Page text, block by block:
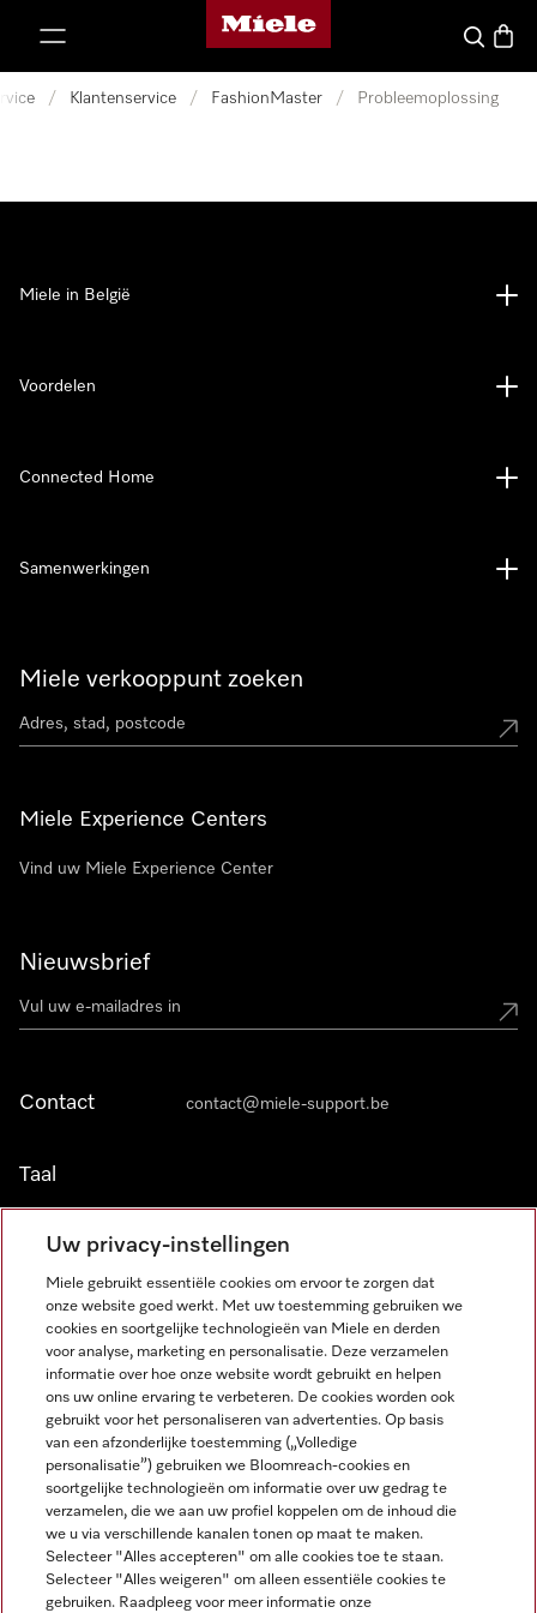
Miele homepage
Wat zoek
/ Klantenservice / FashionMaster / Probleemoplossing
Miele verkooppunt zoeken
Miele Experience Centers
Vind uw Miele Experience Center
Nieuwsbrief
Contact contact@miele-support.be
Taal
NEDERLANDS
Miele in België
Voordelen
Connected Home
Samenwerkingen
Wettelijke Informatie
Algemene voorwaarden
Privacybeleid
Miele op Facebook
Miele op Youtube
Miele op Instagram
Miele op Pinterest
Uw privacy-instellingen
Miele gebruikt essentiële cookies om ervoor te zorgen dat
onze website goed werkt. Met uw toestemming gebruiken we
cookies en soortgelijke technologieën van Miele en derden
voor analyse, marketing en personalisatie. Deze verzamelen
informatie over hoe onze website wordt gebruikt en helpen
ons uw online ervaring te verbeteren. De cookies worden ook
gebruikt voor het personaliseren van advertenties. Op basis
van een afzonderlijke toestemming („Volledige
personalisatie”) gebruiken we Bloomreach-cookies en
soortgelijke technologieën om informatie over uw gedrag te
verzamelen, die we aan uw profiel koppelen om de inhoud die
we u via verschillende kanalen tonen op maat te maken.
Selecteer "Alles accepteren" om alle cookies toe te staan.
Selecteer "Alles weigeren" om alleen essentiële cookies te
gebruiken. Raadpleeg voor meer informatie onze